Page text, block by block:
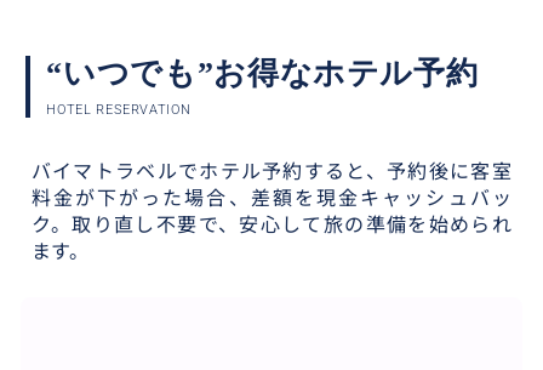
“いつでも”お得なホテル予約
HOTEL RESERVATION
バイマトラベルでホテル予約すると、予約後に客室
料金が下がった場合、差額を現金キャッシュバッ
ク。取り直し不要で、安心して旅の準備を始められ
ます。